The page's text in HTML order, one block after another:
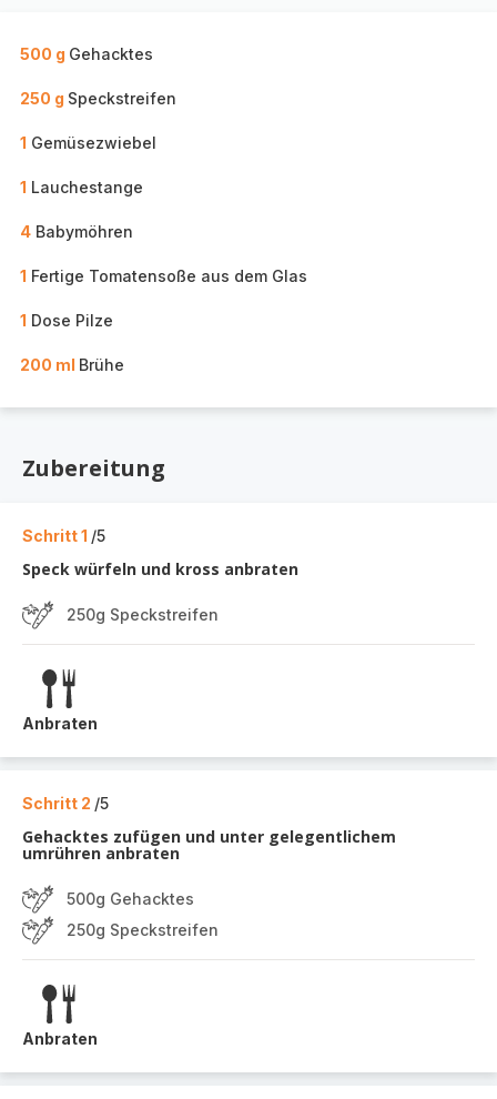
500 g Gehacktes
250 g Speckstreifen
1 Gemüsezwiebel
1 Lauchestange
4 Babymöhren
1 Fertige Tomatensoße aus dem Glas
1 Dose Pilze
200 ml Brühe
Zubereitung
Schritt 1 /5
Speck würfeln und kross anbraten
250g Speckstreifen
Anbraten
Schritt 2 /5
Gehacktes zufügen und unter gelegentlichem
umrühren anbraten
500g Gehacktes
250g Speckstreifen
Anbraten